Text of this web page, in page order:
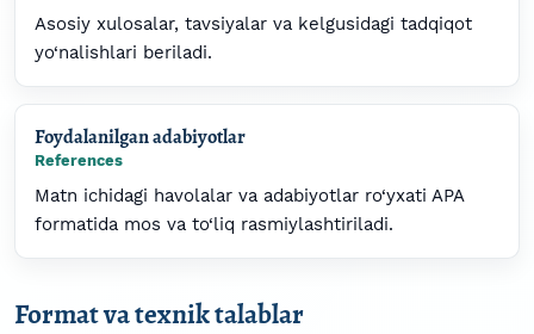
Asosiy xulosalar, tavsiyalar va kelgusidagi tadqiqot
yo‘nalishlari beriladi.
Foydalanilgan adabiyotlar
References
Matn ichidagi havolalar va adabiyotlar ro‘yxati APA
formatida mos va to‘liq rasmiylashtiriladi.
Format va texnik talablar